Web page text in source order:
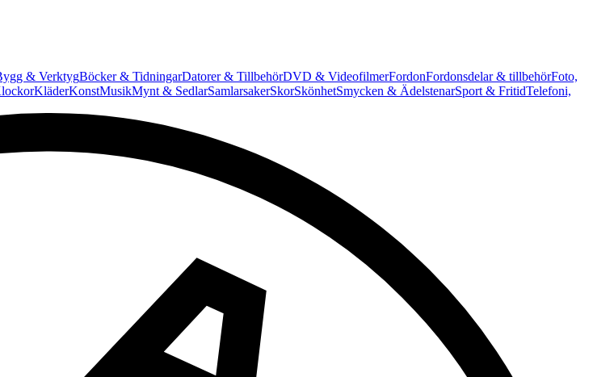
& VerktygBöcker & TidningarDatorer & TillbehörDVD & VideofilmerFordonFordonsdelar & tillbehörFoto,
KläderKonstMusikMynt & SedlarSamlarsakerSkorSkönhetSmycken & ÄdelstenarSport & FritidTelefoni,